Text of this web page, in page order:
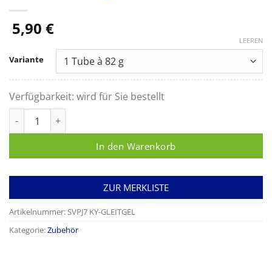
5,90 €
Variante
LEEREN
Verfügbarkeit: wird für Sie bestellt
In den Warenkorb
ZUR MERKLISTE
Artikelnummer:SVPJ7 KY-GLEITGEL
Kategorie:Zubehör